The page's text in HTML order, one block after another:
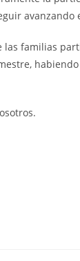
avanzando
las familias